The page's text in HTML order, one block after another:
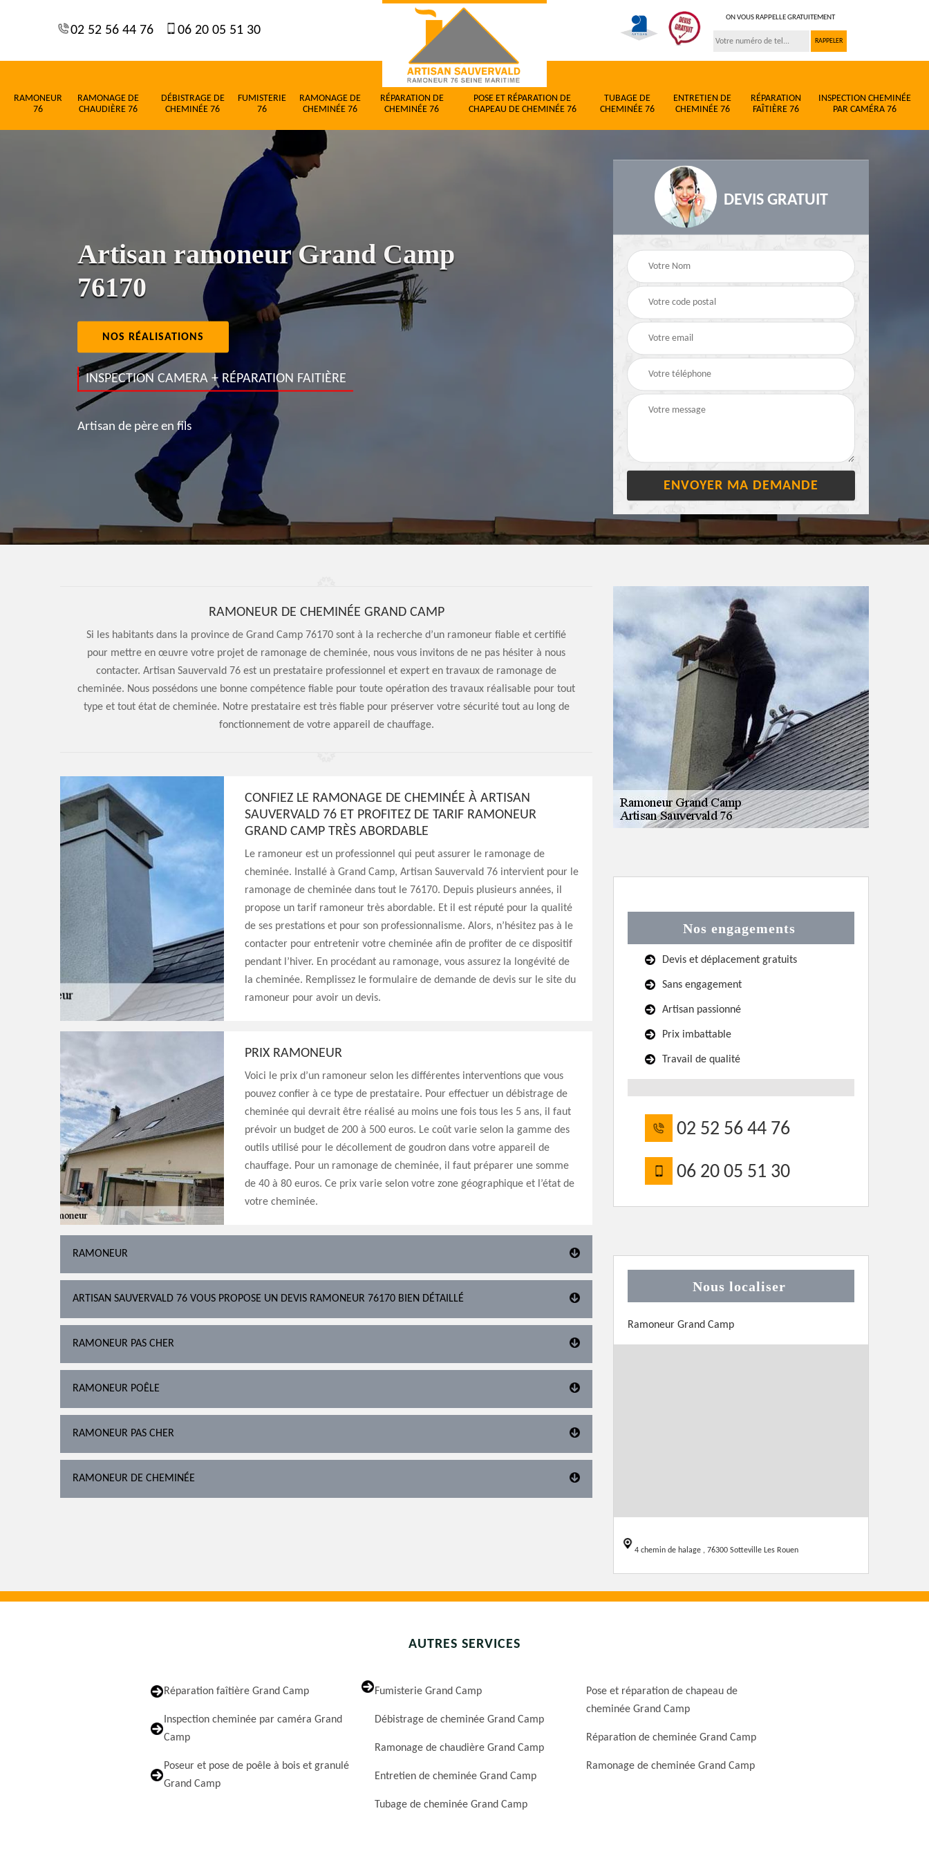
02 52 56 44 76 06 20 05 51 30
ON VOUS RAPPELLE GRATUITEMENT
RAMONEUR
76
RAMONAGE DE
CHAUDIÈRE 76
DÉBISTRAGE DE
CHEMINÉE 76
FUMISTERIE
76
RAMONAGE DE
CHEMINÉE 76
RÉPARATION DE
CHEMINÉE 76
POSE ET RÉPARATION DE
CHAPEAU DE CHEMINÉE 76
TUBAGE DE
CHEMINÉE 76
ENTRETIEN DE
CHEMINÉE 76
RÉPARATION
FAÎTIÈRE 76
INSPECTION CHEMINÉE
PAR CAMÉRA 76
Artisan ramoneur Grand Camp
76170
NOS RÉALISATIONS
INSPECTION CAMERA + RÉPARATION FAITIÈRE
Artisan de père en fils
DEVIS GRATUIT
RAMONEUR DE CHEMINÉE GRAND CAMP
Si les habitants dans la province de Grand Camp 76170 sont à la recherche d’un ramoneur fiable et certifié
pour mettre en œuvre votre projet de ramonage de cheminée, nous vous invitons de ne pas hésiter à nous
contacter. Artisan Sauvervald 76 est un prestataire professionnel et expert en travaux de ramonage de
cheminée. Nous possédons une bonne compétence fiable pour toute opération des travaux réalisable pour tout
type et tout état de cheminée. Notre prestataire est très fiable pour préserver votre sécurité tout au long de
fonctionnement de votre appareil de chauffage.
CONFIEZ LE RAMONAGE DE CHEMINÉE À ARTISAN
SAUVERVALD 76 ET PROFITEZ DE TARIF RAMONEUR
GRAND CAMP TRÈS ABORDABLE
Le ramoneur est un professionnel qui peut assurer le ramonage de
cheminée. Installé à Grand Camp, Artisan Sauvervald 76 intervient pour le
ramonage de cheminée dans tout le 76170. Depuis plusieurs années, il
propose un tarif ramoneur très abordable. Et il est réputé pour la qualité
de ses prestations et pour son professionnalisme. Alors, n’hésitez pas à le
contacter pour entretenir votre cheminée afin de profiter de ce dispositif
pendant l’hiver. En procédant au ramonage, vous assurez la longévité de
la cheminée. Remplissez le formulaire de demande de devis sur le site du
ramoneur pour avoir un devis.
PRIX RAMONEUR
Voici le prix d’un ramoneur selon les différentes interventions que vous
pouvez confier à ce type de prestataire. Pour effectuer un débistrage de
cheminée qui devrait être réalisé au moins une fois tous les 5 ans, il faut
prévoir un budget de 200 à 500 euros. Le coût varie selon la gamme des
outils utilisé pour le décollement de goudron dans votre appareil de
chauffage. Pour un ramonage de cheminée, il faut préparer une somme
de 40 à 80 euros. Ce prix varie selon votre zone géographique et l’état de
votre cheminée.
RAMONEUR
ARTISAN SAUVERVALD 76 VOUS PROPOSE UN DEVIS RAMONEUR 76170 BIEN DÉTAILLÉ
RAMONEUR PAS CHER
RAMONEUR POÊLE
RAMONEUR PAS CHER
RAMONEUR DE CHEMINÉE
Nos engagements
Devis et déplacement gratuits
Sans engagement
Artisan passionné
Prix imbattable
Travail de qualité
02 52 56 44 76
06 20 05 51 30
Nous localiser
Ramoneur Grand Camp
4 chemin de halage , 76300 Sotteville Les Rouen
AUTRES SERVICES
Réparation faîtière Grand Camp
Inspection cheminée par caméra Grand
Camp
Poseur et pose de poêle à bois et granulé
Grand Camp
Fumisterie Grand Camp
Débistrage de cheminée Grand Camp
Ramonage de chaudière Grand Camp
Entretien de cheminée Grand Camp
Tubage de cheminée Grand Camp
Pose et réparation de chapeau de
cheminée Grand Camp
Réparation de cheminée Grand Camp
Ramonage de cheminée Grand Camp